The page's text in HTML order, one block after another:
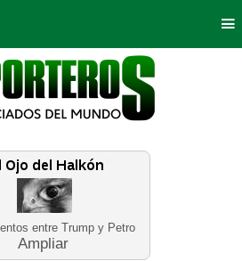
entre Trump y Petro
Ampliar
Opinión Bogotá
Tierra Deportes
Neira